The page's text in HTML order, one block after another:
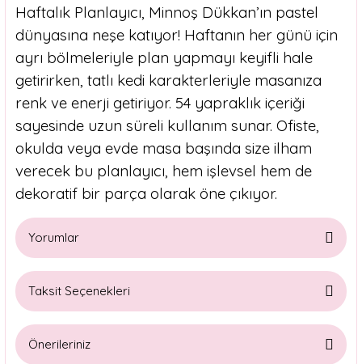
Haftalık Planlayıcı, Minnoş Dükkan’ın pastel
dünyasına neşe katıyor! Haftanın her günü için
ayrı bölmeleriyle plan yapmayı keyifli hale
getirirken, tatlı kedi karakterleriyle masanıza
renk ve enerji getiriyor. 54 yapraklık içeriği
sayesinde uzun süreli kullanım sunar. Ofiste,
okulda veya evde masa başında size ilham
verecek bu planlayıcı, hem işlevsel hem de
dekoratif bir parça olarak öne çıkıyor.
Yorumlar
Taksit Seçenekleri
Önerileriniz